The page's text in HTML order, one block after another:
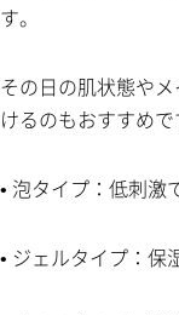
す。
その日の肌状態や
けるのもおすすめで
• 泡タイプ：低刺
• ジェルタイプ：